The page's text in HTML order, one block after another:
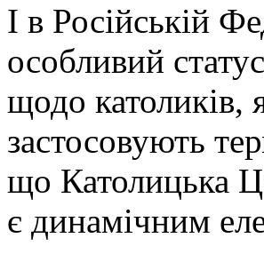
І в Російській
особливий
щодо католиків,
застосовують
що Католицька
є динамічним